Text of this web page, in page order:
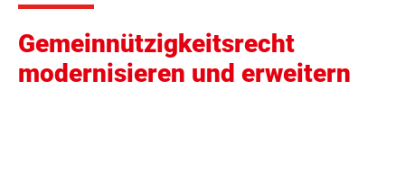
Gemeinnützigkeitsrecht
modernisieren und erweitern